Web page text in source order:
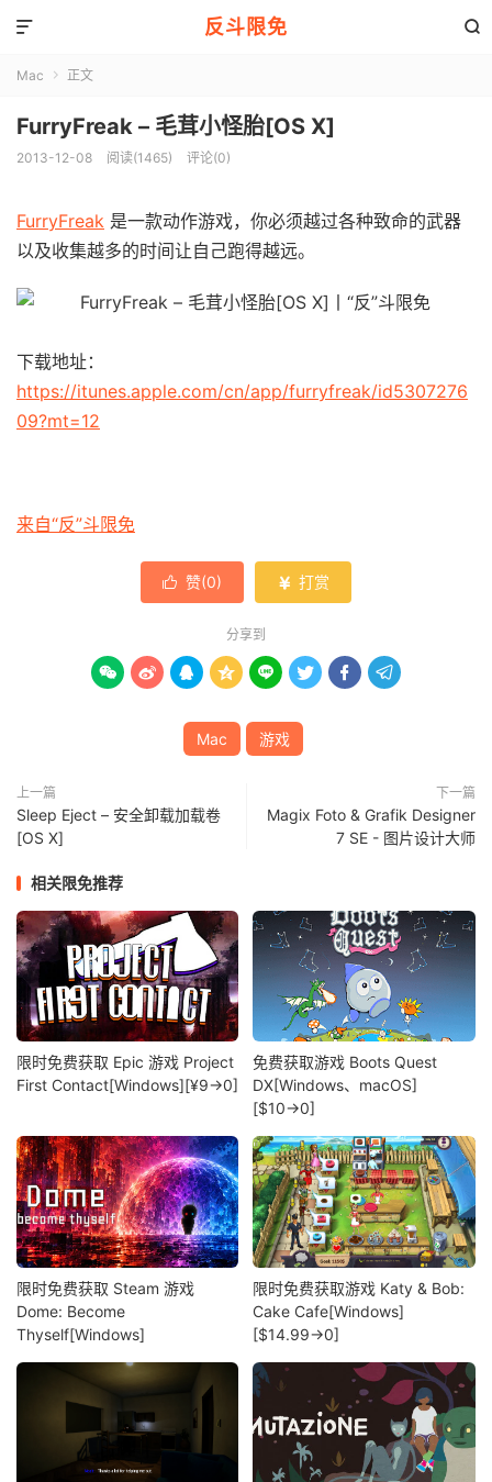
反斗限免 

Mac  正文
FurryFreak – 毛茸小怪胎[OS X]
2013-12-08 阅读(1465) 评论(0)
FurryFreak 是一款动作游戏，你必须越过各种致命的武器
以及收集越多的时间让自己跑得越远。
下载地址：
https://itunes.apple.com/cn/app/furryfreak/id5307276
09?mt=12
来自“反”斗限免
 赞(0)  打赏
分享到
       
Mac 游戏
上一篇
Sleep Eject – 安全卸载加载卷
[OS X]
下一篇
Magix Foto & Grafik Designer
7 SE - 图片设计大师
相关限免推荐
限时免费获取 Epic 游戏 Project
First Contact[Windows][¥9→0]
免费获取游戏 Boots Quest
DX[Windows、macOS]
[$10→0]
限时免费获取 Steam 游戏
Dome: Become
Thyself[Windows]
限时免费获取游戏 Katy & Bob:
Cake Cafe[Windows]
[$14.99→0]